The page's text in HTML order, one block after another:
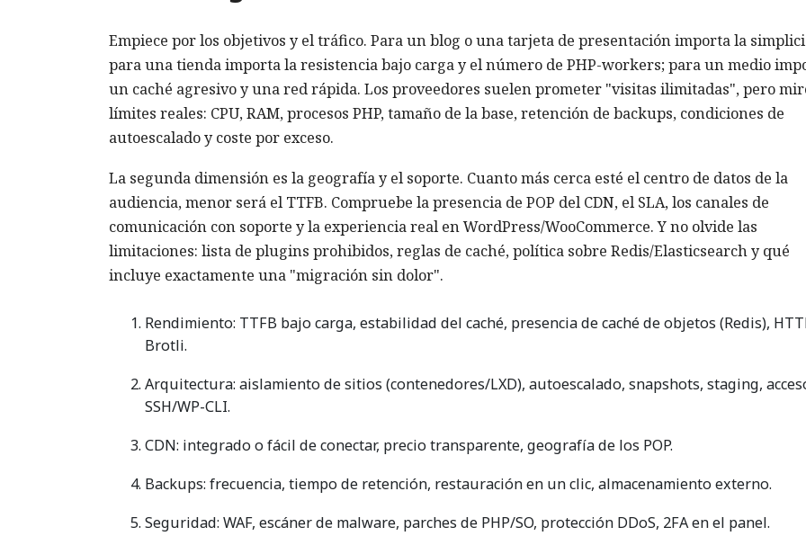
Empiece por los objetivos y el tráfico. Para un blog o una tarjeta de presentación importa la
para una tienda importa la resistencia bajo carga y el número de PHP-workers; para un medio
un caché agresivo y una red rápida. Los proveedores suelen prometer "visitas ilimitadas", pero
límites reales: CPU, RAM, procesos PHP, tamaño de la base, retención de backups, condiciones de
autoescalado y coste por exceso.
La segunda dimensión es la geografía y el soporte. Cuanto más cerca esté el centro de datos de la
audiencia, menor será el TTFB. Compruebe la presencia de POP del CDN, el SLA, los canales de
comunicación con soporte y la experiencia real en WordPress/WooCommerce. Y no olvide las
limitaciones: lista de plugins prohibidos, reglas de caché, política sobre Redis/Elasticsearch y qué
incluye exactamente una "migración sin dolor".
Rendimiento: TTFB bajo carga, estabilidad del caché, presencia de caché de objetos (Redis),
Brotli.
Arquitectura: aislamiento de sitios (contenedores/LXD), autoescalado, snapshots, staging,
SSH/WP-CLI.
CDN: integrado o fácil de conectar, precio transparente, geografía de los POP.
Backups: frecuencia, tiempo de retención, restauración en un clic, almacenamiento externo.
Seguridad: WAF, escáner de malware, parches de PHP/SO, protección DDoS, 2FA en el panel.